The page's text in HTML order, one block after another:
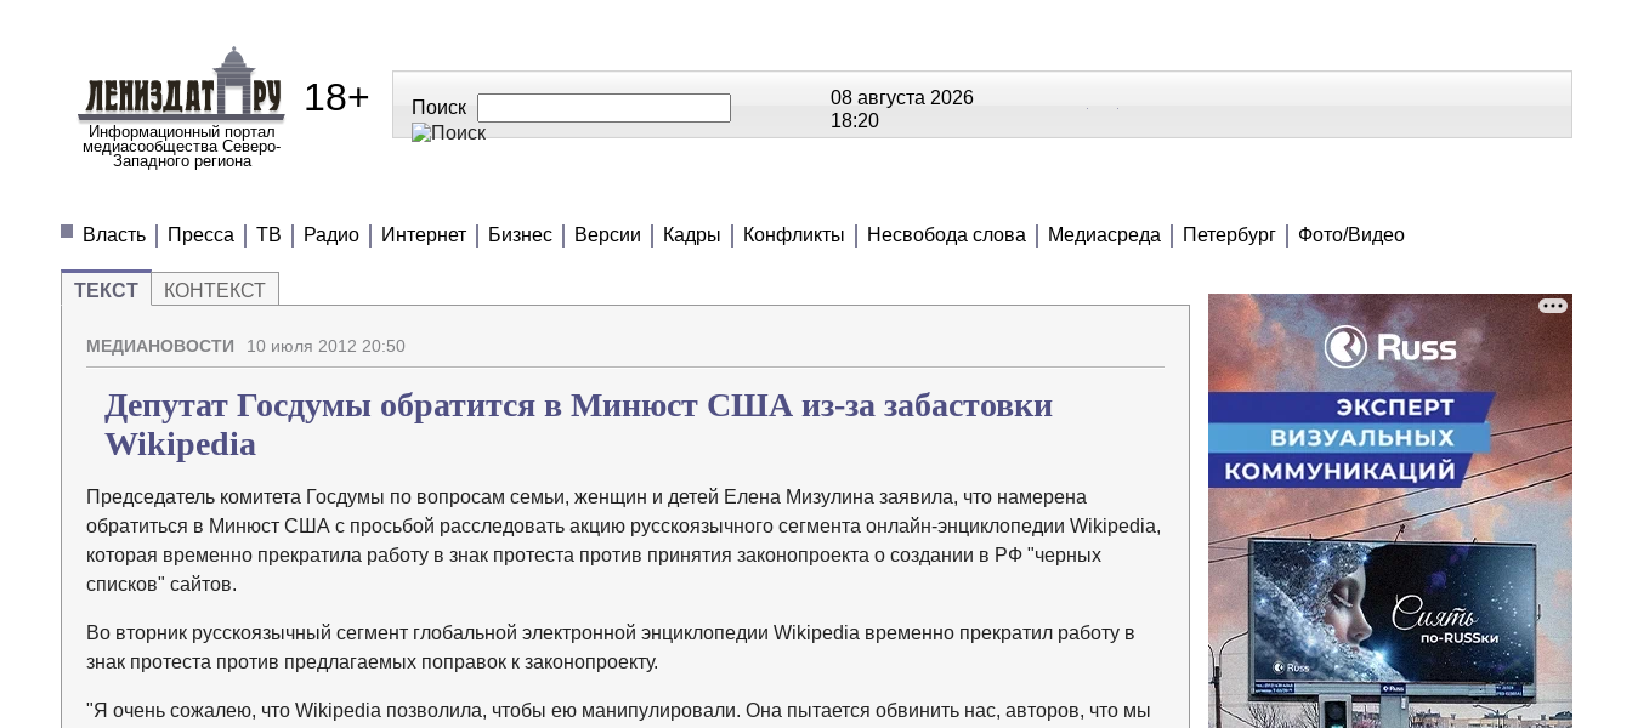
Информационный портал
медиасообщества Северо-
Западного региона
18+ Поиск
08 августа 2026
18:20
Власть
Пресса ТВ Радио Интернет Бизнес Версии Кадры Конфликты Несвобода слова Медиасреда Петербург Фото/Видео
ТЕКСТ КОНТЕКСТ
МЕДИАНОВОСТИ 10 июля 2012 20:50 Изменить шрифт
В закладки
Депутат Госдумы обратится в Минюст США из-за забастовки
Wikipedia
Председатель комитета Госдумы по вопросам семьи, женщин и детей Елена Мизулина заявила, что намерена
обратиться в Минюст США с просьбой расследовать акцию русскоязычного сегмента онлайн-энциклопедии Wikipedia,
которая временно прекратила работу в знак протеста против принятия законопроекта о создании в РФ "черных
списков" сайтов.
Во вторник русскоязычный сегмент глобальной электронной энциклопедии Wikipedia временно прекратил работу в
знак протеста против предлагаемых поправок к законопроекту.
"Я очень сожалею, что Wikipedia позволила, чтобы ею манипулировали. Она пытается обвинить нас, авторов, что мы